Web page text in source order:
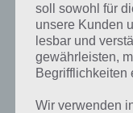
TIPPS & TRICKS
soll sowohl für
unsere Kunden
lesbar und
gewährleisten,
Begrifflichkeiten
Wir verwenden